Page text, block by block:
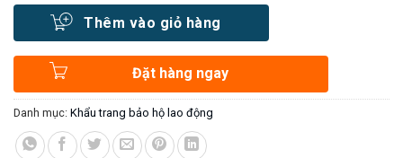
Thêm vào giỏ hàng
Đặt hàng ngay
Danh mục: Khẩu trang bảo hộ lao động